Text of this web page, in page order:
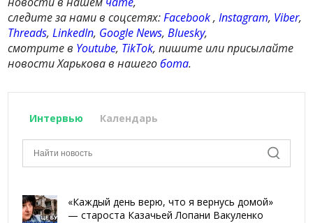
следите за нами в соцсетях:Facebook,Instagram, Viber,
Threads,LinkedIn, Google News,Bluesky,
смотрите в Youtube, TikTok, пишите или присылайте
новости Харькова в нашегобота.
Интервью Календарь
«Каждый день верю, что я вернусь домой»
— староста Казачьей Лопани Вакуленко